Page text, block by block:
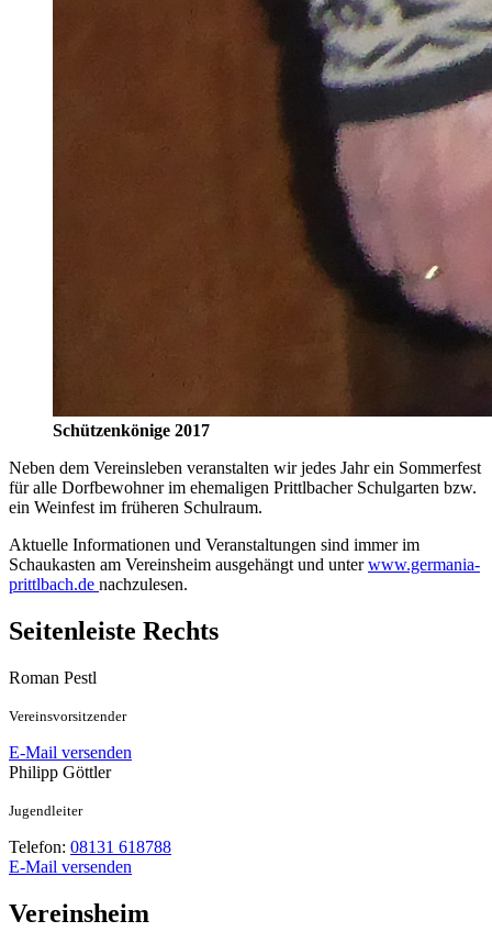
Schützenkönige 2017
Neben dem Vereinsleben veranstalten wir jedes Jahr ein Sommerfest
für alle Dorfbewohner im ehemaligen Prittlbacher Schulgarten bzw.
ein Weinfest im früheren Schulraum.
Aktuelle Informationen und Veranstaltungen sind immer im
Schaukasten am Vereinsheim ausgehängt und unterwww.germania-
prittlbach.de nachzulesen.
Seitenleiste Rechts
Roman Pestl
Vereinsvorsitzender
E-Mail versenden
Philipp Göttler
Jugendleiter
Telefon: 08131 618788
E-Mail versenden
Vereinsheim